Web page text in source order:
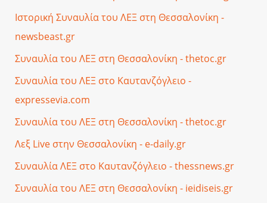
Ιστορική Συναυλία του ΛΕΞ στη Θεσσαλονίκη -
newsbeast.gr
Συναυλία του ΛΕΞ στη Θεσσαλονίκη - thetoc.gr
Συναυλία του ΛΕΞ στο Καυτανζόγλειο -
expressevia.com
Συναυλία του ΛΕΞ στη Θεσσαλονίκη - thetoc.gr
Λεξ Live στην Θεσσαλονίκη - e-daily.gr
Συναυλία ΛΕΞ στο Καυτανζόγλειο - thessnews.gr
Συναυλία του ΛΕΞ στη Θεσσαλονίκη - ieidiseis.gr